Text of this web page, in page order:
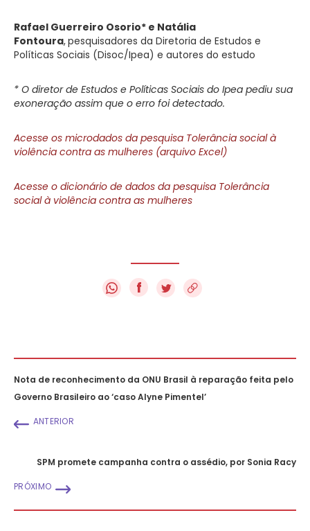
Rafael Guerreiro Osorio* e Natália
Fontoura,pesquisadores da Diretoria de Estudos e
Políticas Sociais (Disoc/Ipea) e autores do estudo
* O diretor de Estudos e Políticas Sociais do Ipea pediu sua
exoneração assim que o erro foi detectado.
Acesse os microdados da pesquisa Tolerância social à
violência contra as mulheres (arquivo Excel)
Acesse o dicionário de dados da pesquisa Tolerância
social à violência contra as mulheres
f
Nota de reconhecimento da ONU Brasil à reparação feita pelo
Governo Brasileiro ao ‘caso Alyne Pimentel’
ANTERIOR
SPM promete campanha contra o assédio, por Sonia Racy
PRÓXIMO